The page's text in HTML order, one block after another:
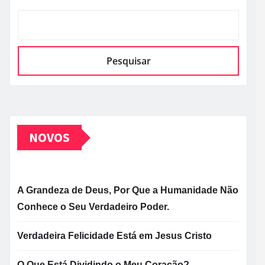
Pesquisar
NOVOS
A Grandeza de Deus, Por Que a Humanidade Não
Conhece o Seu Verdadeiro Poder.
Verdadeira Felicidade Está em Jesus Cristo